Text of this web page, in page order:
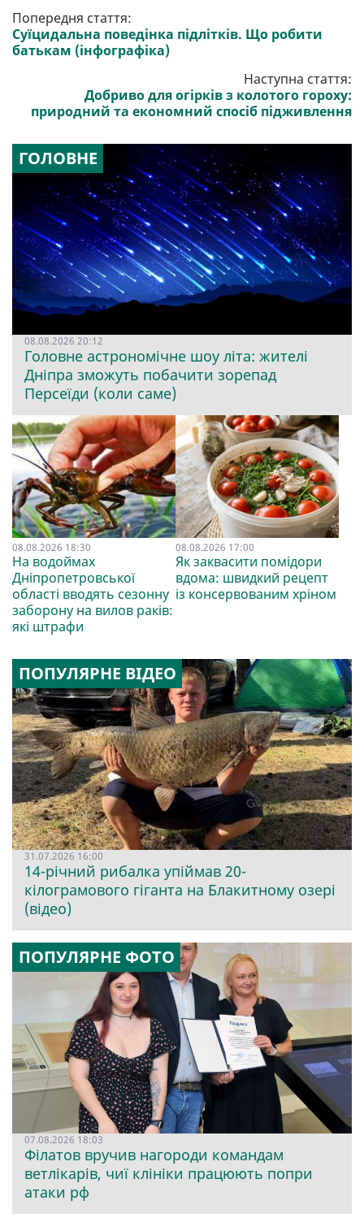
Попередня стаття:
Суїцидальна поведінка підлітків. Що робити
батькам (інфографіка)
Наступна стаття:
Добриво для огірків з колотого гороху:
природний та економний спосіб підживлення
ГОЛОВНЕ
08.08.2026 20:12
Головне астрономічне шоу літа: жителі
Дніпра зможуть побачити зорепад
Персеїди (коли саме)
08.08.2026 18:30
На водоймах
Дніпропетровської
області вводять сезонну
заборону на вилов раків:
які штрафи
08.08.2026 17:00
Як заквасити помідори
вдома: швидкий рецепт
із консервованим хріном
ПОПУЛЯРНЕ ВІДЕО
31.07.2026 16:00
14-річний рибалка упіймав 20-
кілограмового гіганта на Блакитному озері
(відео)
ПОПУЛЯРНЕ ФОТО
07.08.2026 18:03
Філатов вручив нагороди командам
ветлікарів, чиї клініки працюють попри
атаки рф